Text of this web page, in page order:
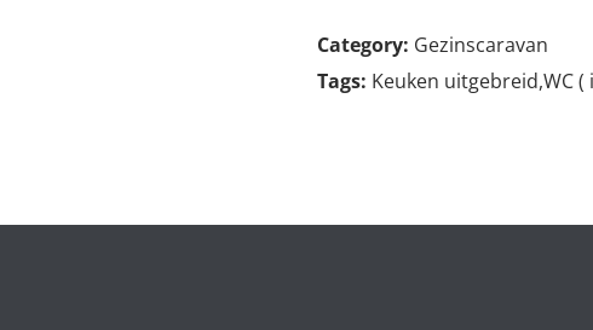
Category: Gezinscaravan
Tags: Keuken uitgebreid,WC